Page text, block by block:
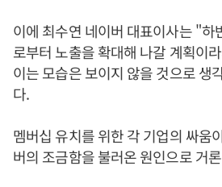
이에 최수연 네이버 대표이사는 "하
로부터 노출을 확대해 나갈 계획이
이는 모습은 보이지 않을 것으로 생
다.
멤버십 유치를 위한 각 기업의 싸움
버의 조금함을 불러온 원인으로 거